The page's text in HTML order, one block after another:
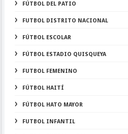
FÚTBOL DEL PATIO
FUTBOL DISTRITO NACIONAL
FÚTBOL ESCOLAR
FÚTBOL ESTADIO QUISQUEYA
FUTBOL FEMENINO
FÚTBOL HAITÍ
FÚTBOL HATO MAYOR
FUTBOL INFANTIL